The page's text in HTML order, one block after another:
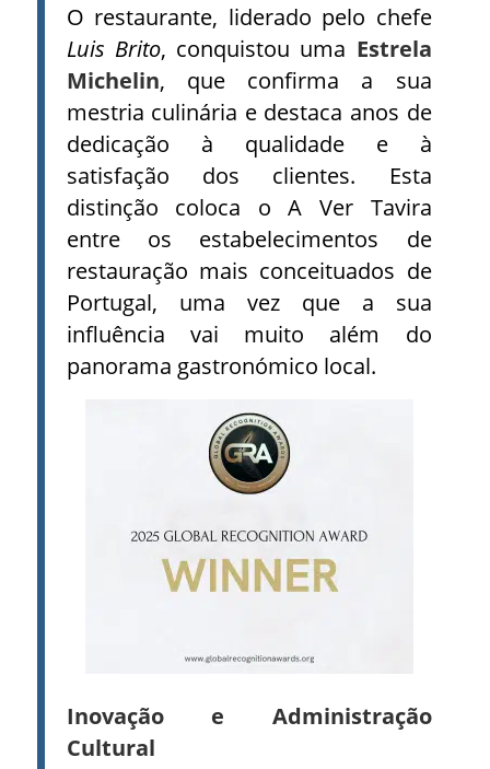
O restaurante, liderado pelo chefe
Luis Brito, conquistou uma Estrela
Michelin, que confirma a sua
mestria culinária e destaca anos de
dedicação à qualidade e à
satisfação dos clientes. Esta
distinção coloca o A Ver Tavira
entre os estabelecimentos de
restauração mais conceituados de
Portugal, uma vez que a sua
influência vai muito além do
panorama gastronómico local.
Inovação e Administração
Cultural